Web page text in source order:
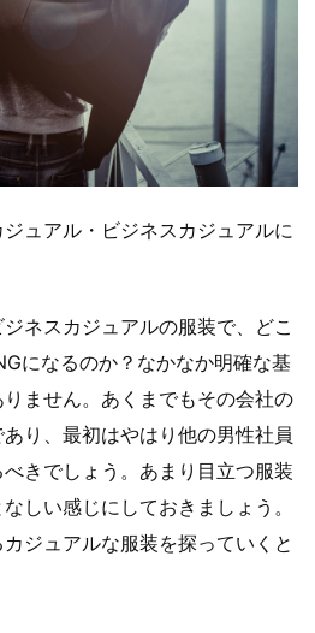
ュアル・ビジネスカジュアルに
ネスカジュアルの服装で、どこ
になるのか？なかなか明確な基
ません。あくまでもその会社の
り、最初はやはり他の男性社員
きでしょう。あまり目立つ服装
しい感じにしておきましょう。
ジュアルな服装を探っていくと